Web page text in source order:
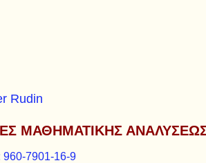
Rudin
ΜΑΘΗΜΑΤΙΚΗΣ
960-7901-16-9